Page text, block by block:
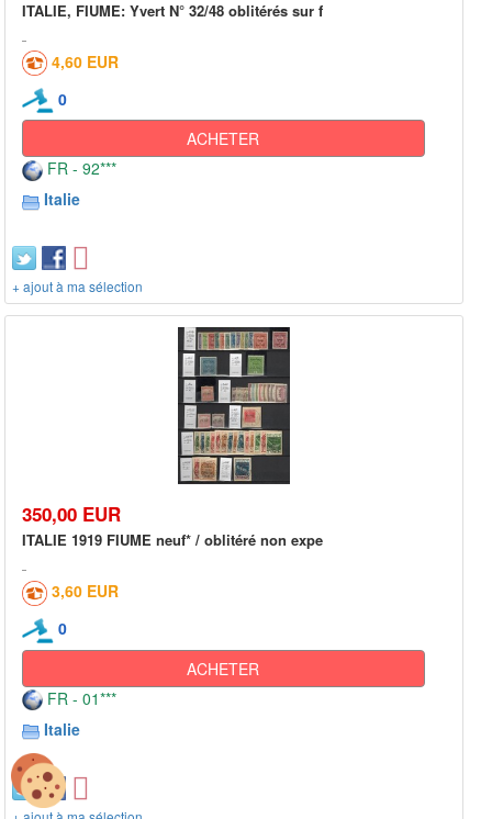
ITALIE, FIUME: Yvert N° 32/48 oblitérés sur f
4,60 EUR
0
ACHETER
FR - 92***
Italie
+ ajout à ma sélection
350,00 EUR
ITALIE 1919 FIUME neuf* / oblitéré non expe
3,60 EUR
0
ACHETER
FR - 01***
Italie